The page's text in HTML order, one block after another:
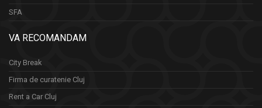
SFA
VA RECOMANDAM
City Break
Firma de curatenie Cluj
Rent a Car Cluj